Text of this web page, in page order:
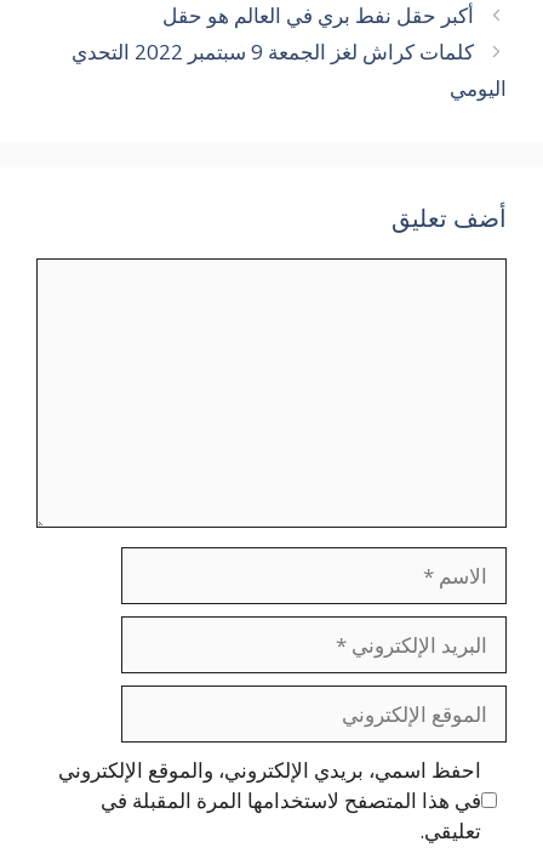
أكبر حقل نفط بري في العالم هو حقل
كلمات كراش لغز الجمعة 9 سبتمبر 2022 التحدي
اليومي
أضف تعليق
الاسم
البريد
الإلكتروني
الموقع
الإلكتروني
احفظ اسمي، بريدي الإلكتروني، والموقع الإلكتروني
في هذا المتصفح لاستخدامها المرة المقبلة في
تعليقي.